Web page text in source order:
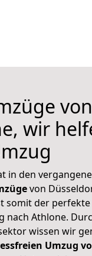
wir
in den
von
somit der
nach Athlone.
wissen wir
Umzug